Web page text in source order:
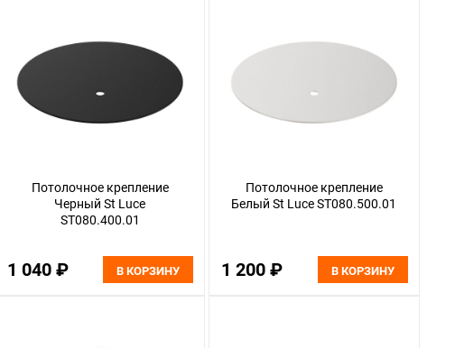
Потолочное крепление
Черный St Luce
ST080.400.01
1 040 ₽ В КОРЗИНУ
Потолочное крепление
Белый St Luce ST080.500.01
1 200 ₽ В КОРЗИНУ